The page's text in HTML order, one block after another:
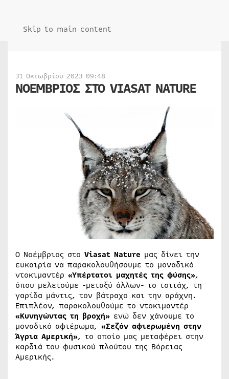
Skip to main content
31 Οκτωβρίου 2023 09:48
ΝΟΕΜΒΡΙΟΣ ΣΤΟ VIASAT NATURE
Ο Νοέμβριος στο Viasat Nature μας δίνει την
ευκαιρία να παρακολουθήσουμε το μοναδικό
ντοκιμαντέρ «Υπέρτατοι μαχητές της φύσης»,
όπου μελετούμε -μεταξύ άλλων- το τσιτάχ, τη
γαρίδα μάντις, τον βάτραχο και την αράχνη.
Επιπλέον, παρακολουθούμε το ντοκιμαντέρ
«Κυνηγώντας τη βροχή» ενώ δεν χάνουμε τo
μοναδικό αφιέρωμα, «Σεζόν αφιερωμένη στην
Άγρια Αμερική», το οποίο μας μεταφέρει στην
καρδιά του φυσικού πλούτου της Βόρειας
Αμερικής.